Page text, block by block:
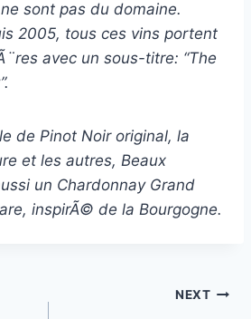
sont pas du domaine.
2005, tous ces vins portent
avec un sous-titre: “The
de Pinot Noir original, la
et les autres, Beaux
un Chardonnay Grand
inspirÃ© de la Bourgogne.
NEXT